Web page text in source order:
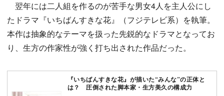
翌年には二人組を作るのが苦手な男女4人を主人公にし
たドラマ『いちばんすきな花』（フジテレビ系）を執筆。
本作は抽象的なテーマを扱った先鋭的なドラマとなってお
り、生方の作家性が強く打ち出された作品だった。
『いちばんすきな花』が描いた“みんな”の正体と
は？ 圧倒された脚本家・生方美久の構成力